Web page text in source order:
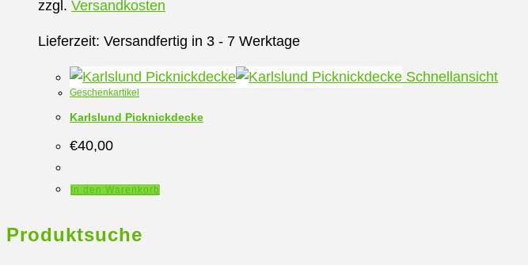
zzgl. Versandkosten
Lieferzeit: Versandfertig in 3 - 7 Werktage
Schnellansicht
Geschenkartikel
Karlslund Picknickdecke
€40,00
In den Warenkorb
Produktsuche